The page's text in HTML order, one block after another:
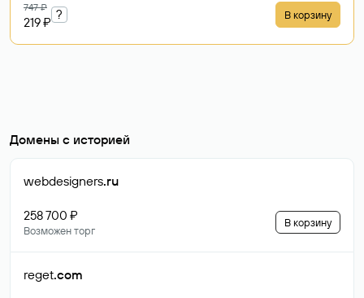
747 ₽
219 ₽
? В корзину
Домены с историей
webdesigners.ru
258 700 ₽
Возможен торг
В корзину
reget.com